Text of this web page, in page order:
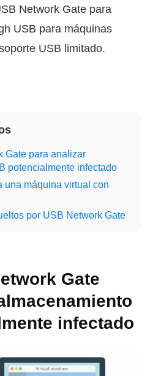
Network Gate para
USB para máquinas
USB limitado.
Gate para analizar
potencialmente infectado
una máquina virtual con
por USB Network Gate
Gate
infectado